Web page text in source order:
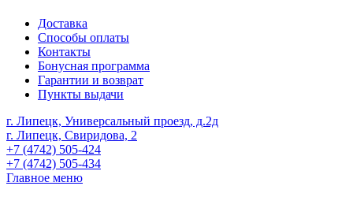
Доставка
Способы оплаты
Контакты
Бонусная программа
Гарантии и возврат
Пункты выдачи
г. Липецк, Универсальный проезд, д.2д
г. Липецк, Свиридова, 2
+7 (4742) 505-424
+7 (4742) 505-434
Главное меню